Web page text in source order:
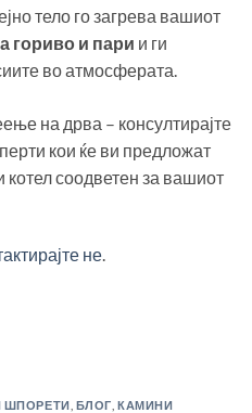
тело го загрева вашиот
гориво и пари и ги
во атмосферата.
на дрва – консултирајте
кои ќе ви предложат
соодветен за вашиот
не.
ШПОРЕТИ БЛОГ ,КАМИНИ